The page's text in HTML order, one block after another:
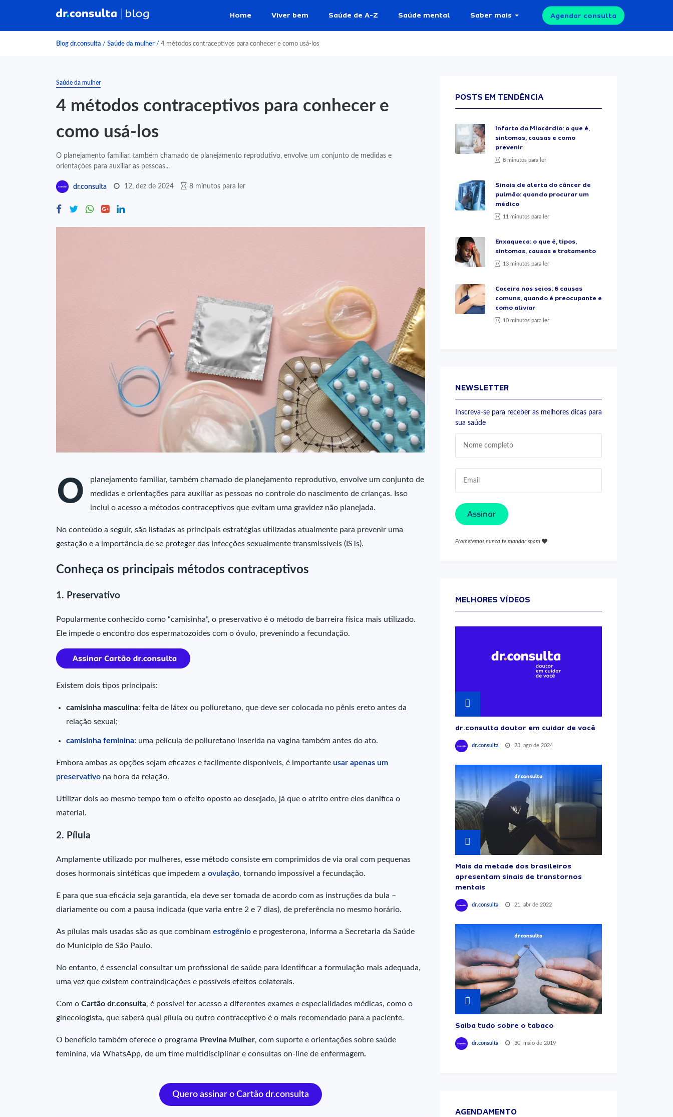
Home Viver bem Saúde de A-Z Saúde mental Saber mais Agendar consulta
Blog dr.consulta / Saúde da mulher / 4 métodos contraceptivos para conhecer e como usá-los
Saúde da mulher
4 métodos contraceptivos para conhecer e
como usá-los
O planejamento familiar, também chamado de planejamento reprodutivo, envolve um conjunto de medidas e
orientações para auxiliar as pessoas...
dr.consulta 12, dez de 2024 8 minutos para ler
O
planejamento familiar, também chamado de planejamento reprodutivo, envolve um conjunto de
medidas e orientações para auxiliar as pessoas no controle do nascimento de crianças. Isso
inclui o acesso a métodos contraceptivos que evitam uma gravidez não planejada.
No conteúdo a seguir, são listadas as principais estratégias utilizadas atualmente para prevenir uma
gestação e a importância de se proteger das infecções sexualmente transmissíveis (ISTs).
Conheça os principais métodos contraceptivos
1. Preservativo
Popularmente conhecido como “camisinha”, o preservativo é o método de barreira física mais utilizado.
Ele impede o encontro dos espermatozoides com o óvulo, prevenindo a fecundação.
Existem dois tipos principais:
camisinha masculina: feita de látex ou poliuretano, que deve ser colocada no pênis ereto antes da
relação sexual;
camisinha feminina: uma película de poliuretano inserida na vagina também antes do ato.
Embora ambas as opções sejam eficazes e facilmente disponíveis, é importante usar apenas um
preservativo na hora da relação.
Utilizar dois ao mesmo tempo tem o efeito oposto ao desejado, já que o atrito entre eles danifica o
material.
2. Pílula
Amplamente utilizado por mulheres, esse método consiste em comprimidos de via oral com pequenas
doses hormonais sintéticas que impedem a ovulação, tornando impossível a fecundação.
E para que sua eficácia seja garantida, ela deve ser tomada de acordo com as instruções da bula –
diariamente ou com a pausa indicada (que varia entre 2 e 7 dias), de preferência no mesmo horário.
As pílulas mais usadas são as que combinam estrogênio e progesterona, informa a Secretaria da Saúde
do Município de São Paulo.
No entanto, é essencial consultar um profissional de saúde para identificar a formulação mais adequada,
uma vez que existem contraindicações e possíveis efeitos colaterais.
Com o Cartão dr.consulta, é possível ter acesso a diferentes exames e especialidades médicas, como o
ginecologista, que saberá qual pílula ou outro contraceptivo é o mais recomendado para a paciente.
O benefício também oferece o programa Previna Mulher, com suporte e orientações sobre saúde
feminina, via WhatsApp, de um time multidisciplinar e consultas on-line de enfermagem.
Quero assinar o Cartão dr.consulta
POSTS EM TENDÊNCIA
Infarto do Miocárdio: o que é,
sintomas, causas e como
prevenir
8 minutos para ler
Sinais de alerta do câncer de
pulmão: quando procurar um
médico
11 minutos para ler
Enxaqueca: o que é, tipos,
sintomas, causas e tratamento
13 minutos para ler
Coceira nos seios: 6 causas
comuns, quando é preocupante e
como aliviar
10 minutos para ler
NEWSLETTER
Inscreva-se para receber as melhores dicas para
sua saúde
Assinar
Prometemos nunca te mandar spam
MELHORES VÍDEOS
dr.consulta doutor em cuidar de você
dr.consulta 23, ago de 2024
Mais da metade dos brasileiros
apresentam sinais de transtornos
mentais
dr.consulta 21, abr de 2022
Saiba tudo sobre o tabaco
dr.consulta 30, maio de 2019
AGENDAMENTO